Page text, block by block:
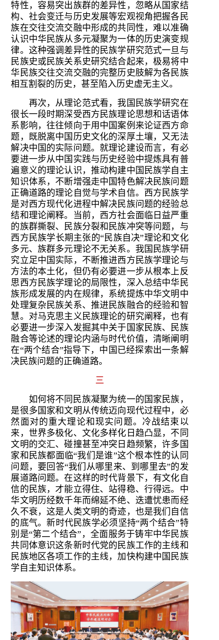
特性，容易突出族群的差异性，忽略从国家结
构、社会变迁与历史发展等宏观视角把握各民
族在交往交流交融中形成的共同性，难以准确
认识中华民族从多元凝聚为一体的历史演变规
律。这种强调差异性的民族学研究范式一旦与
民族史或民族关系史研究结合起来，极易将中
华民族交往交流交融的完整历史肢解为各民族
相互割裂的历史，甚至陷入历史虚无主义。
再次，从理论范式看，我国民族学研究在
很长一段时期深受西方民族理论思想和话语体
系影响，往往倾向于用中国案例来论证西方命
题，既脱离中国历史文化的深厚土壤，又无法
解决中国的实际问题。就理论建设而言，有必
要进一步从中国实践与历史经验中提炼具有普
遍意义的理论认识，推动构建中国民族学自主
知识体系，不断增强走中国特色解决民族问题
正确道路的理论自觉与学术自信。西方民族学
是对西方现代化进程中解决民族问题的经验总
结和理论阐释。当前，西方社会面临日益严重
的族群撕裂、民族分裂和民族冲突等问题，与
西方民族学长期主张的“民族自决”理论和文化
多元、族群多元理论不无关系。我国民族学研
究立足中国实际，不断推进西方民族学理论与
方法的本土化，但仍有必要进一步从根本上反
思西方民族学理论的局限性，深入总结中华民
族形成发展的内在规律，系统提炼中华文明中
处理复杂民族关系、推进民族融合的经验和智
慧。对马克思主义民族理论的研究阐释，也有
必要进一步深入发掘其中关于国家民族、民族
融合等论述的理论内涵与时代价值，清晰阐明
在“两个结合”指导下，中国已经探索出一条解
决民族问题的正确道路。
三
如何将不同民族凝聚为统一的国家民族，
是很多国家和文明从传统迈向现代过程中，必
然面对的重大理论和现实问题。冷战结束以
来，世界多极化、文化多样化日趋凸显，不同
文明的交汇、碰撞甚至冲突日趋频繁，许多国
家和民族都面临“我们是谁”这个根本性的认同
问题，要回答“我们从哪里来、到哪里去”的发
展道路问题。在这样的时代背景下，有文化自
信的民族，才能立得住、站得稳、行得远。中
华文明历经数千年而绵延不绝、迭遭忧患而经
久不衰，这是人类文明的奇迹，也是我们自信
的底气。新时代民族学必须坚持“两个结合”特
别是“第二个结合”，全面服务于铸牢中华民族
共同体意识这条新时代党的民族工作的主线和
民族地区各项工作的主线，加快构建中国民族
学自主知识体系。